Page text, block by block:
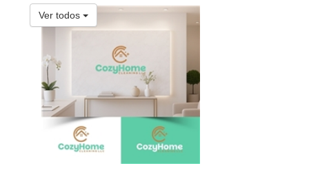
Ver todos